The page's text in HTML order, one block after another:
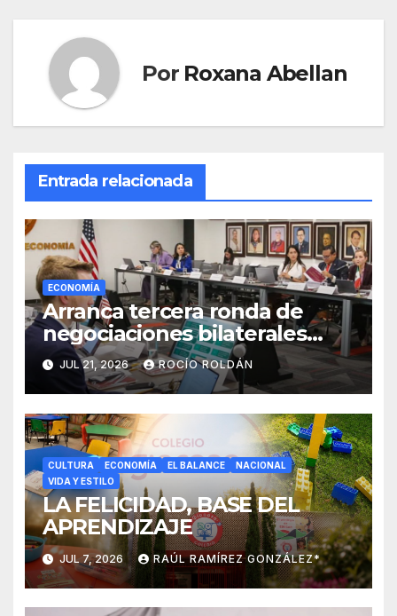
Por Roxana Abellan
Entrada relacionada
ECONOMÍA
Arranca tercera ronda de
negociaciones bilaterales
México-Estados Unidos sobre
el T-MEC
JUL 21, 2026 ROCÍO ROLDÁN
CULTURA ECONOMÍA EL BALANCE
NACIONAL
VIDA Y ESTILO
LA FELICIDAD, BASE DEL
APRENDIZAJE
JUL 7, 2026 RAÚL RAMÍREZ GONZÁLEZ*